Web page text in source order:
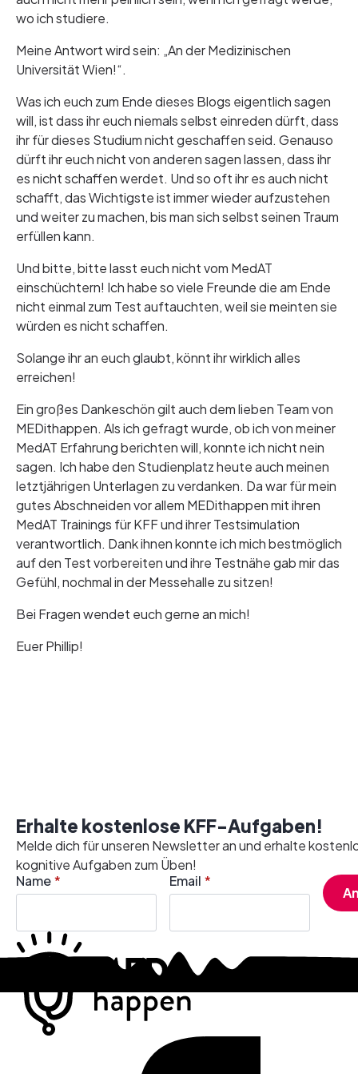
wo ich studiere.
Meine Antwort wird sein: „An der Medizinischen
Universität Wien!“.
Was ich euch zum Ende dieses Blogs eigentlich sagen
will, ist dass ihr euch niemals selbst einreden dürft, dass
ihr für dieses Studium nicht geschaffen seid. Genauso
dürft ihr euch nicht von anderen sagen lassen, dass ihr
es nicht schaffen werdet. Und so oft ihr es auch nicht
schafft, das Wichtigste ist immer wieder aufzustehen
und weiter zu machen, bis man sich selbst seinen Traum
erfüllen kann.
Und bitte, bitte lasst euch nicht vom MedAT
einschüchtern! Ich habe so viele Freunde die am Ende
nicht einmal zum Test auftauchten, weil sie meinten sie
würden es nicht schaffen.
Solange ihr an euch glaubt, könnt ihr wirklich alles
erreichen!
Ein großes Dankeschön gilt auch dem lieben Team von
MEDithappen. Als ich gefragt wurde, ob ich von meiner
MedAT Erfahrung berichten will, konnte ich nicht nein
sagen. Ich habe den Studienplatz heute auch meinen
letztjährigen Unterlagen zu verdanken. Da war für mein
gutes Abschneiden vor allem MEDithappen mit ihren
MedAT Trainings für KFF und ihrer Testsimulation
verantwortlich. Dank ihnen konnte ich mich bestmöglich
auf den Test vorbereiten und ihre Testnähe gab mir das
Gefühl, nochmal in der Messehalle zu sitzen!
Bei Fragen wendet euch gerne an mich!
Euer Phillip!
Erhalte kostenlose KFF-Aufgaben!
Melde dich für unseren Newsletter an und erhalte
kognitive Aufgaben zum Üben!
Name* Email *